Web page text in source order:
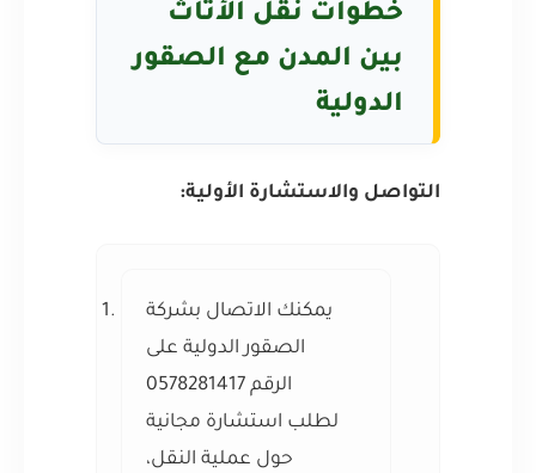
خطوات نقل الأثاث
بين المدن مع الصقور
الدولية
التواصل والاستشارة الأولية:
يمكنك الاتصال بشركة
الصقور الدولية على
الرقم 0578281417
لطلب استشارة مجانية
حول عملية النقل،